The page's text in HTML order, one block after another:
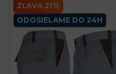
ZĽAVA 21%
ODOSIELAME DO 24H